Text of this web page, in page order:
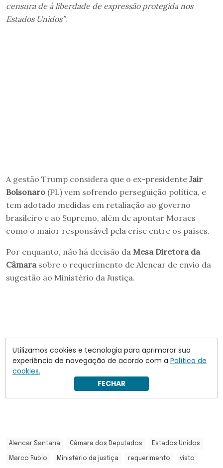
censura de à liberdade de expressão protegida nos
Estados Unidos”.
A gestão Trump considera que o ex-presidente Jair
Bolsonaro (PL) vem sofrendo perseguição política, e
tem adotado medidas em retaliação ao governo
brasileiro e ao Supremo, além de apontar Moraes
como o maior responsável pela crise entre os países.
Por enquanto, não há decisão da Mesa Diretora da
Câmara sobre o requerimento de Alencar de envio da
sugestão ao Ministério da Justiça.
Alencar Santana Câmara dos Deputados Estados Unidos
Marco Rubio Ministério da justiça requerimento visto
Utilizamos cookies e tecnologia para aprimorar sua
experiência de navegação de acordo com a Política de
cookies.
FECHAR